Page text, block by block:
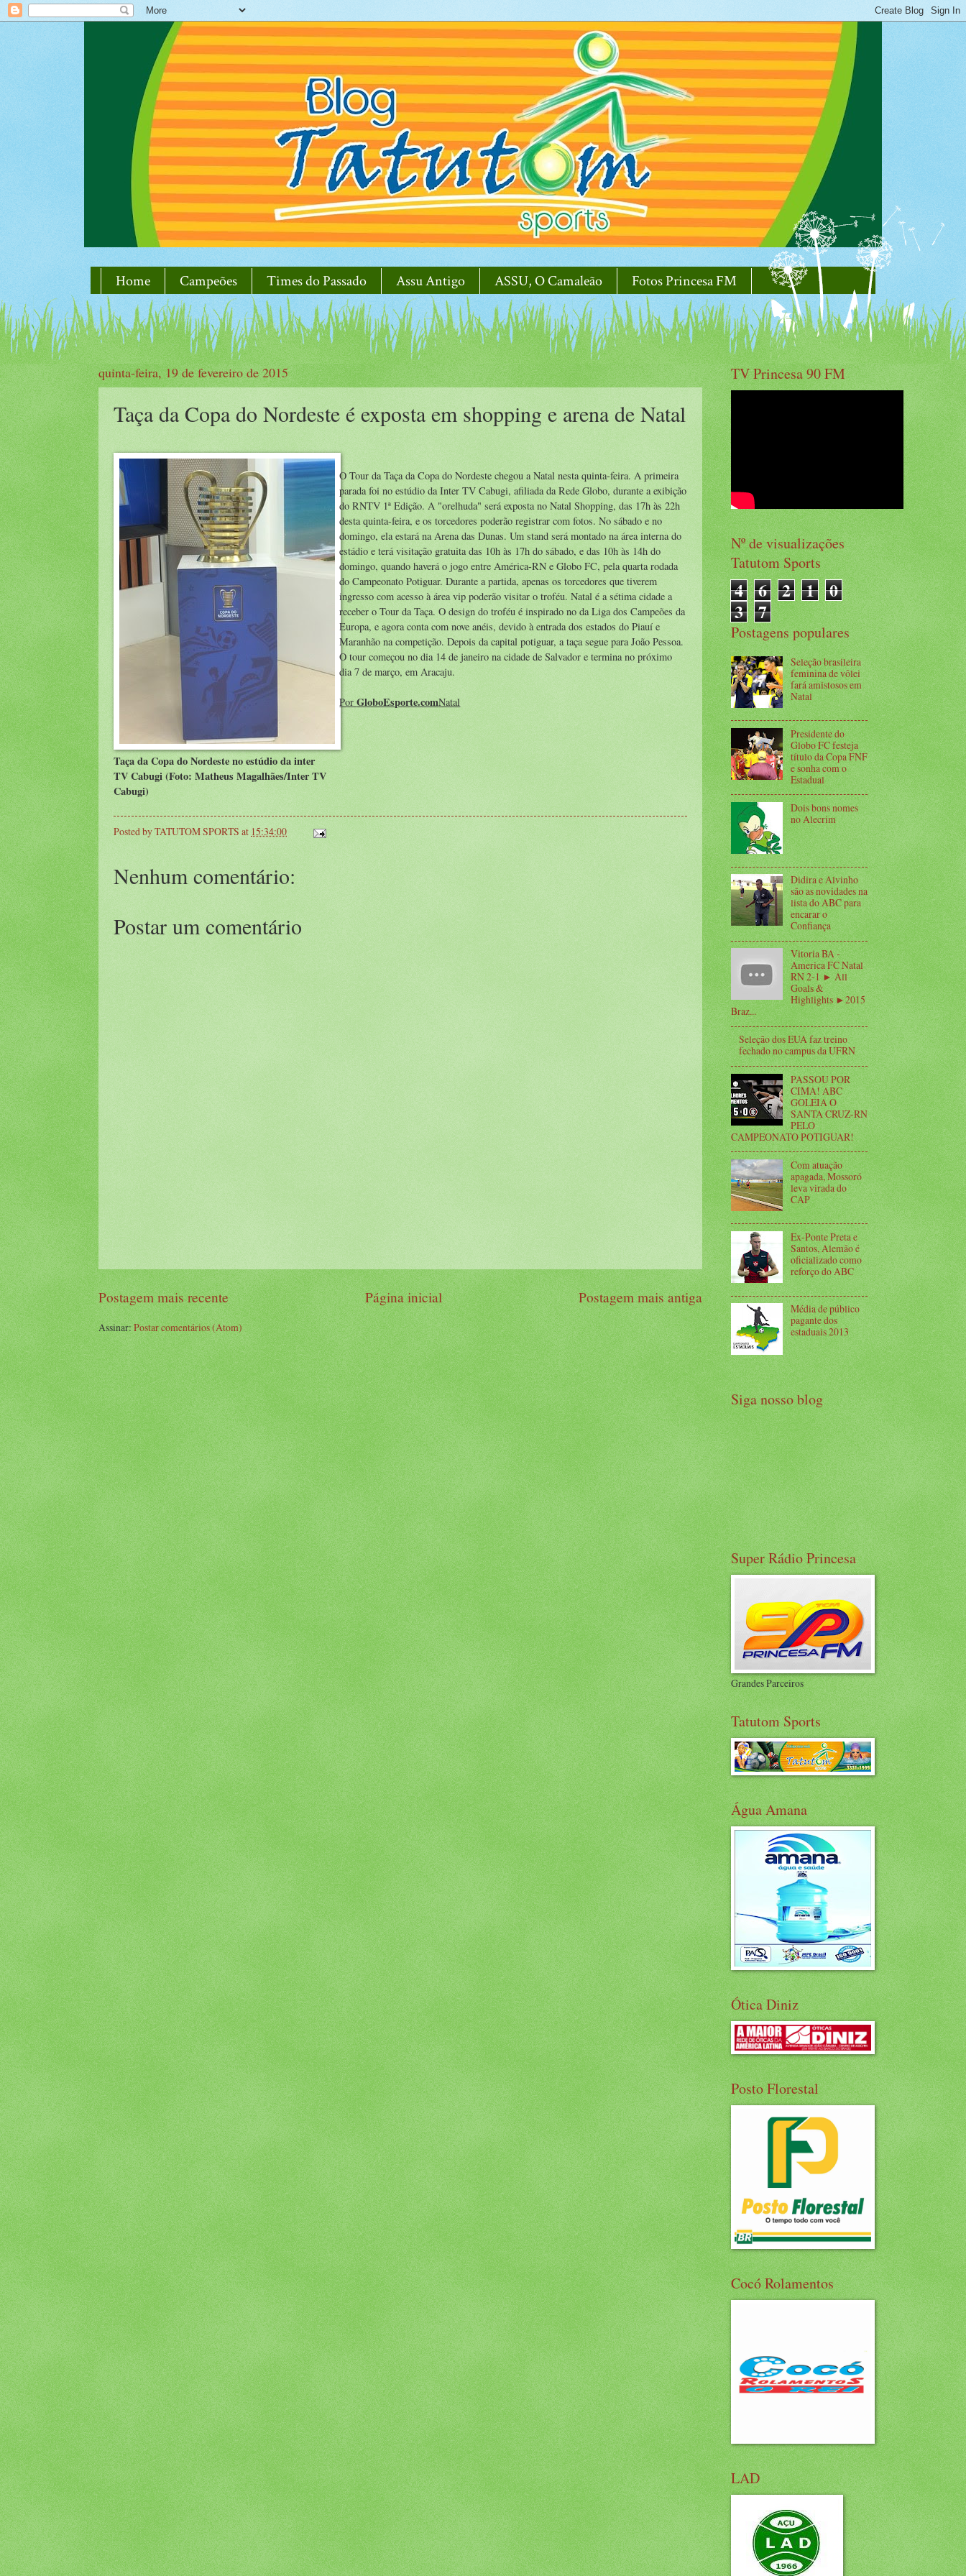
Home Campeões Times do Passado Assu Antigo ASSU, O Camaleão Fotos Princesa FM
quinta-feira, 19 de fevereiro de 2015
Taça da Copa do Nordeste é exposta em shopping e arena de Natal
Taça da Copa do Nordeste no estúdio da inter
TV Cabugi (Foto: Matheus Magalhães/Inter TV
Cabugi)
O Tour da Taça da Copa do Nordeste chegou a Natal nesta quinta-feira. A primeira
parada foi no estúdio da Inter TV Cabugi, afiliada da Rede Globo, durante a exibição
do RNTV 1ª Edição. A "orelhuda" será exposta no Natal Shopping, das 17h às 22h
desta quinta-feira, e os torcedores poderão registrar com fotos. No sábado e no
domingo, ela estará na Arena das Dunas. Um stand será montado na área interna do
estádio e terá visitação gratuita das 10h às 17h do sábado, e das 10h às 14h do
domingo, quando haverá o jogo entre América-RN e Globo FC, pela quarta rodada
do Campeonato Potiguar. Durante a partida, apenas os torcedores que tiverem
ingresso com acesso à área vip poderão visitar o troféu. Natal é a sétima cidade a
receber o Tour da Taça. O design do troféu é inspirado no da Liga dos Campeões da
Europa, e agora conta com nove anéis, devido à entrada dos estados do Piauí e
Maranhão na competição. Depois da capital potiguar, a taça segue para João Pessoa.
O tour começou no dia 14 de janeiro na cidade de Salvador e termina no próximo
dia 7 de março, em Aracaju.
PorGloboEsporte.comNatal
Posted byTATUTOM SPORTS at 15:34:00
Nenhum comentário:
Postar um comentário
Postagem mais recente Postagem mais antiga
Página inicial
Assinar:Postar comentários (Atom)
TV Princesa 90 FM
Nº de visualizações
Tatutom Sports
4 6 2 1 0
3 7
Postagens populares
Seleção brasileira
feminina de vôlei
fará amistosos em
Natal
Presidente do
Globo FC festeja
título da Copa FNF
e sonha com o
Estadual
Dois bons nomes
no Alecrim
Didira e Alvinho
são as novidades na
lista do ABC para
encarar o
Confiança
Vitoria BA -
America FC Natal
RN 2-1 ► All
Goals &
Highlights ►2015
Braz...
Seleção dos EUA faz treino
fechado no campus da UFRN
PASSOU POR
CIMA! ABC
GOLEIA O
SANTA CRUZ-RN
PELO
CAMPEONATO POTIGUAR!
Com atuação
apagada, Mossoró
leva virada do
CAP
Ex-Ponte Preta e
Santos, Alemão é
oficializado como
reforço do ABC
Média de público
pagante dos
estaduais 2013
Siga nosso blog
Super Rádio Princesa
Grandes Parceiros
Tatutom Sports
Água Amana
Ótica Diniz
Posto Florestal
Cocó Rolamentos
LAD